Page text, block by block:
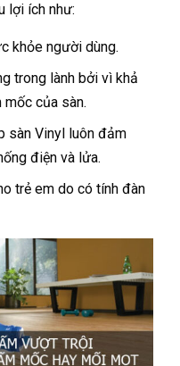
lợi ích như:
khỏe người dùng.
trong lành bởi vì khả
mốc của sàn.
sàn Vinyl luôn đảm
điện và lửa.
trẻ em do có tính đàn